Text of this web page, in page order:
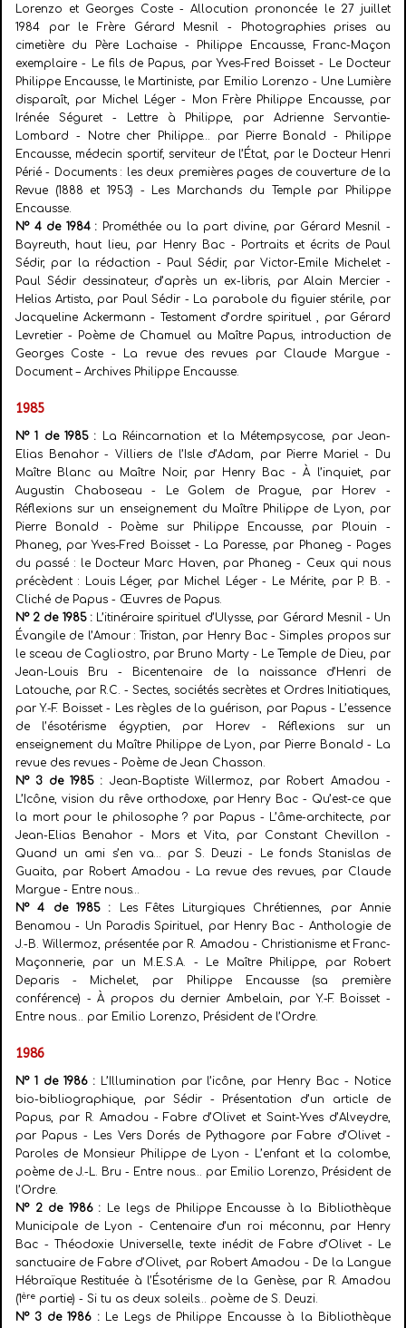
Lorenzo et Georges Coste - Allocution prononcée le 27 juillet
1984 par le Frère Gérard Mesnil - Photographies prises au
cimetière du Père Lachaise - Philippe Encausse, Franc-Maçon
exemplaire - Le fils de Papus, par Yves-Fred Boisset - Le Docteur
Philippe Encausse, le Martiniste, par Emilio Lorenzo - Une Lumière
disparaît, par Michel Léger - Mon Frère Philippe Encausse, par
Irénée Séguret - Lettre à Philippe, par Adrienne Servantie-
Lombard - Notre cher Philippe… par Pierre Bonald - Philippe
Encausse, médecin sportif, serviteur de l’État, par le Docteur Henri
Périé - Documents : les deux premières pages de couverture de la
Revue (1888 et 1953) - Les Marchands du Temple par Philippe
Encausse.
N° 4 de 1984 : Prométhée ou la part divine, par Gérard Mesnil -
Bayreuth, haut lieu, par Henry Bac - Portraits et écrits de Paul
Sédir, par la rédaction - Paul Sédir, par Victor-Emile Michelet -
Paul Sédir dessinateur, d’après un ex-libris, par Alain Mercier -
Helias Artista, par Paul Sédir - La parabole du figuier stérile, par
Jacqueline Ackermann - Testament d’ordre spirituel , par Gérard
Levretier - Poème de Chamuel au Maître Papus, introduction de
Georges Coste - La revue des revues par Claude Margue -
Document – Archives Philippe Encausse.
1985
N° 1 de 1985 :
La Réincarnation et la Métempsycose, par Jean-
Elias Benahor - Villiers de l’Isle d’Adam, par Pierre Mariel - Du
Maître Blanc au Maître Noir, par Henry Bac - À l’inquiet, par
Augustin Chaboseau - Le Golem de Prague, par Horev -
Réflexions sur un enseignement du Maître Philippe de Lyon, par
Pierre Bonald - Poème sur Philippe Encausse, par Plouin -
Phaneg, par Yves-Fred Boisset - La Paresse, par Phaneg - Pages
du passé : le Docteur Marc Haven, par Phaneg - Ceux qui nous
précèdent : Louis Léger, par Michel Léger - Le Mérite, par P. B. -
Cliché de Papus - Œuvres de Papus.
N° 2 de 1985 : L’itinéraire spirituel d’Ulysse, par Gérard Mesnil - Un
Évangile de l’Amour : Tristan, par Henry Bac - Simples propos sur
le sceau de Cagliostro, par Bruno Marty - Le Temple de Dieu, par
Jean-Louis Bru - Bicentenaire de la naissance d’Henri de
Latouche, par R.C. - Sectes, sociétés secrètes et Ordres Initiatiques,
par Y.-F. Boisset - Les règles de la guérison, par Papus - L’essence
de l’ésotérisme égyptien, par Horev - Réflexions sur un
enseignement du Maître Philippe de Lyon, par Pierre Bonald - La
revue des revues - Poème de Jean Chasson.
N° 3 de 1985 : Jean-Baptiste Willermoz, par Robert Amadou -
L’Icône, vision du rêve orthodoxe, par Henry Bac - Qu’est-ce que
la mort pour le philosophe ? par Papus - L’âme-architecte, par
Jean-Elias Benahor - Mors et Vita, par Constant Chevillon -
Quand un ami s’en va… par S. Deuzi - Le fonds Stanislas de
Guaita, par Robert Amadou - La revue des revues, par Claude
Margue - Entre nous…
N° 4 de 1985 :
Les Fêtes Liturgiques Chrétiennes, par Annie
Benamou - Un Paradis Spirituel, par Henry Bac - Anthologie de
J.-B. Willermoz, présentée par R. Amadou - Christianisme et Franc-
Maçonnerie, par un M.E.S.A. - Le Maître Philippe, par Robert
Deparis - Michelet, par Philippe Encausse (sa première
conférence) - À propos du dernier Ambelain, par Y.-F. Boisset -
Entre nous… par Emilio Lorenzo, Président de l’Ordre.
1986
N° 1 de 1986 : L’Illumination par l’icône, par Henry Bac - Notice
bio-bibliographique, par Sédir - Présentation d’un article de
Papus, par R. Amadou - Fabre d’Olivet et Saint-Yves d’Alveydre,
par Papus - Les Vers Dorés de Pythagore par Fabre d’Olivet -
Paroles de Monsieur Philippe de Lyon - L’enfant et la colombe,
poème de J.-L. Bru - Entre nous… par Emilio Lorenzo, Président de
l’Ordre.
N° 2 de 1986 :
Le legs de Philippe Encausse à la Bibliothèque
Municipale de Lyon - Centenaire d’un roi méconnu, par Henry
Bac - Théodoxie Universelle, texte inédit de Fabre d’Olivet - Le
sanctuaire de Fabre d’Olivet, par Robert Amadou - De la Langue
Hébraïque Restituée à l’Ésotérisme de la Genèse, par R. Amadou
(1ère partie) - Si tu as deux soleils… poème de S. Deuzi.
N° 3 de 1986 : Le Legs de Philippe Encausse à la Bibliothèque